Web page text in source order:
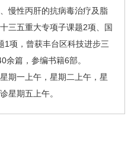
慢性丙肝的抗病毒治疗及 脂
三五重大专项子课题2项、国
1项，曾获丰台区科技进步三
余篇，参编书籍6部。
期一上午，星期二上午，星
星期五上午。